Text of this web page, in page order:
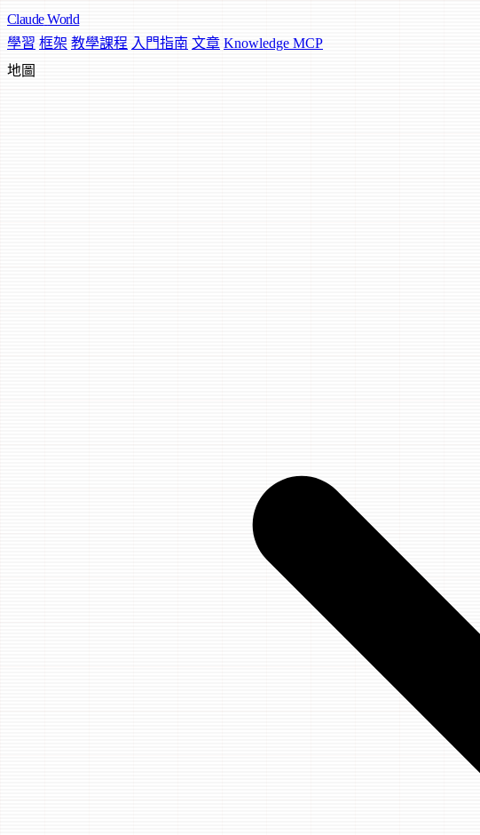
Claude World
學習 框架 教學課程 入門指南 文章 Knowledge MCP
地圖